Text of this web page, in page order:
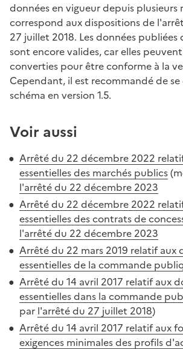
données en vigueur depuis plusieurs
correspond aux dispositions de
27 juillet 2018. Les données publiées
sont encore valides, car elles
converties pour être conforme à la
Cependant, il est recommandé de
schéma en version 1.5.
Voir aussi
Arrêté du 22 décembre 2022
essentielles des marchés publics
l'arrêté du 22 décembre 2023
Arrêté du 22 décembre 2022
essentielles des contrats de
l'arrêté du 22 décembre 2023
Arrêté du 22 mars 2019 relatif aux
essentielles de la commande
Arrêté du 14 avril 2017 relatif aux
essentielles dans la commande
par l'arrêté du 27 juillet 2018)
Arrêté du 14 avril 2017 relatif aux
exigences minimales des profils